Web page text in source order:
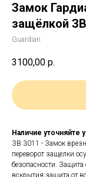
Замок
защёлкой
Guardian
3100,00 р.
Наличие
ЗВ 3011 - Замок
переворот защелки
безопасности. Защита